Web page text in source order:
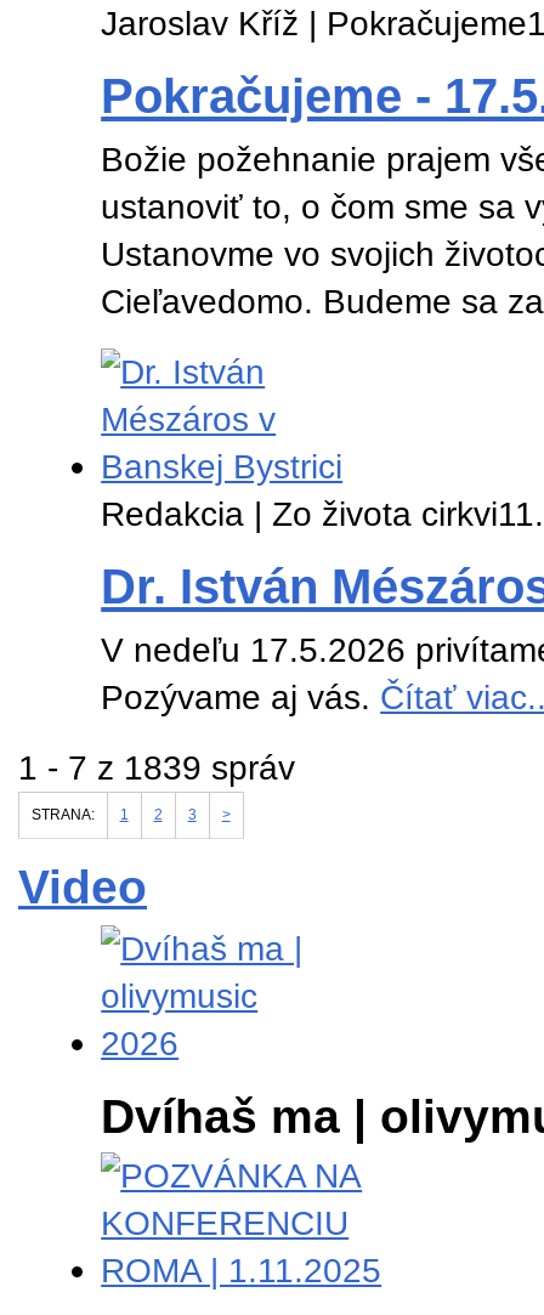
Jaroslav Kříž | Pokračujeme
Pokračujeme -
Božie požehnanie prajem
ustanoviť to, o čom sme sa
Ustanovme vo svojich
Cieľavedomo. Budeme sa
Redakcia | Zo života cirkvi
Dr. István
V nedeľu 17.5.2026
Pozývame aj vás. Čítať
1 - 7 z 1839 správ
STRANA: 1 2 3 >
Video
Dvíhaš ma |